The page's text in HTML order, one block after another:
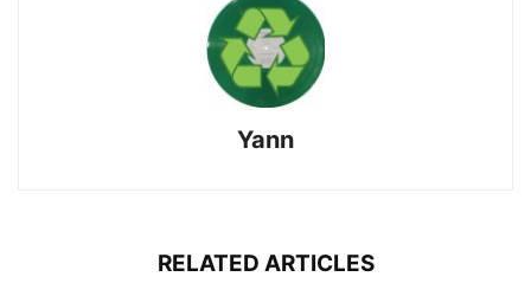
Yann
RELATED ARTICLES